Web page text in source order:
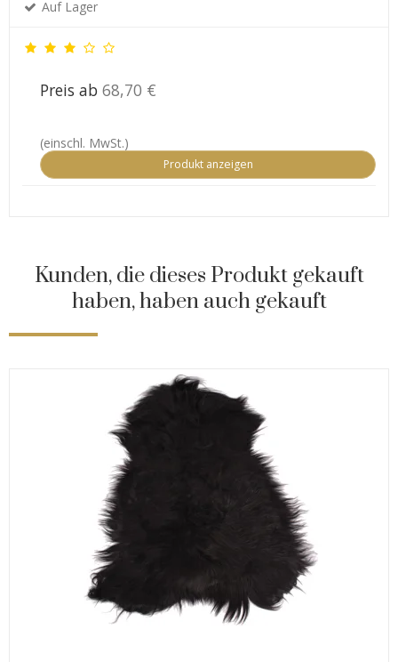
Auf Lager
Preis ab 68,70 €
(einschl. MwSt.)
Produkt anzeigen
Kunden, die dieses Produkt gekauft
haben, haben auch gekauft